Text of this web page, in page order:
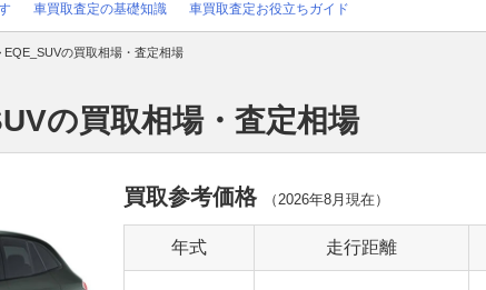
車買取査定の基礎知識 車買取査定お役立ちガイド
EQE_SUVの買取相場・査定相場
の買取相場・査定相場
買取参考価格 （2026年8月 現在）
年式 走行距離